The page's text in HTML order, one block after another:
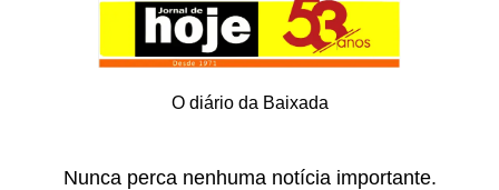
O diário da Baixada
Nunca perca nenhuma notícia importante.